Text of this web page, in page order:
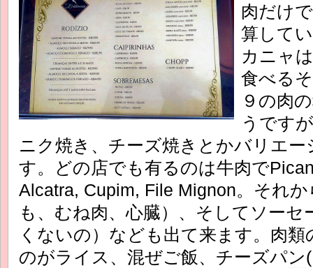
肉だけ
算して
カニャ
食べる
９の肉
うです
ニク焼き、チーズ焼きとかバリエ
す。どの店でも有るのは牛肉で
Alcatra, Cupim, File Mignon。それ
も、むね肉、心臓）、そしてソーセ
くないの）なども出て来ます。肉
のがライス、混ぜご飯、チーズパン